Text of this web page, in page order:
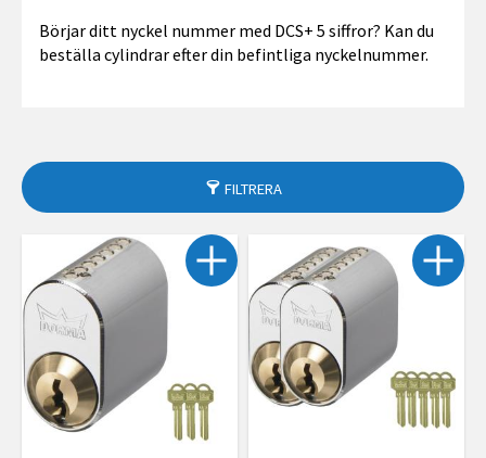
Börjar ditt nyckel nummer med DCS+ 5 siffror? Kan du
beställa cylindrar efter din befintliga nyckelnummer.
FILTRERA